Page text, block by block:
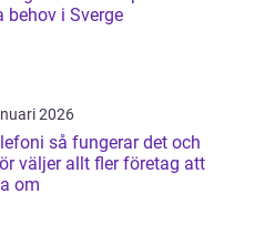
behov i Sverge
2026
det och
väljer allt fler företag att
om